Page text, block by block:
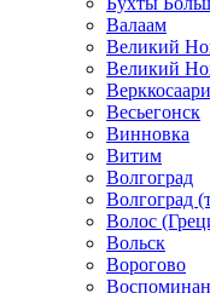
Валаам
Великий
Великий
Верккосаари
Весьегонск
Винновка
Витим
Волгоград
Волгоград
Волос
Вольск
Ворогово